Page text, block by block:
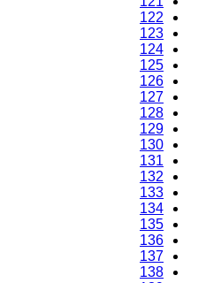
122
123
124
125
126
127
128
129
130
131
132
133
134
135
136
137
138